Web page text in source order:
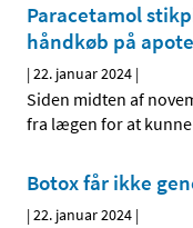
Paracetamol
håndkøb på
|22. januar 2024 |
Siden midten af
fra lægen for at
Botox får ikke
|22. januar 2024 |